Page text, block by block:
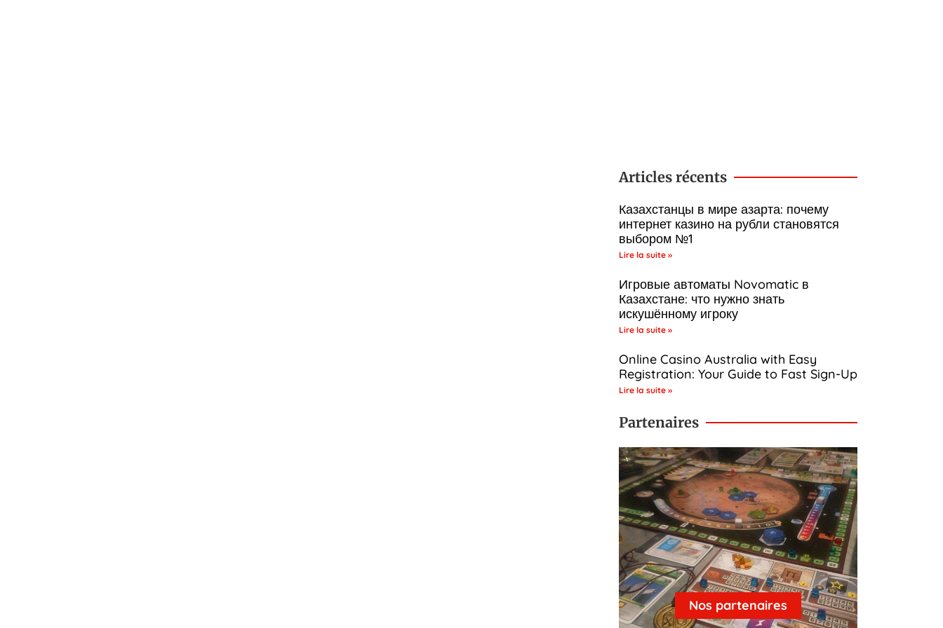
Articles récents
Казахстанцы в мире азарта: почему
интернет казино на рубли становятся
выбором №1
Lire la suite »
Игровые автоматы Novomatic в
Казахстане: что нужно знать
искушённому игроку
Lire la suite »
Online Casino Australia with Easy
Registration: Your Guide to Fast Sign-Up
Lire la suite »
Partenaires
Nos partenaires